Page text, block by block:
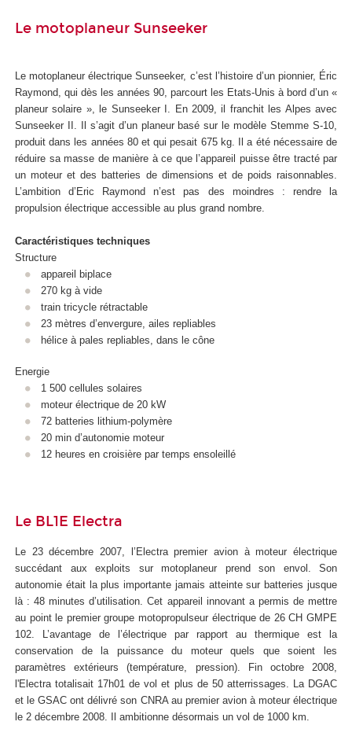
Le motoplaneur Sunseeker
Le motoplaneur électrique Sunseeker, c’est l’histoire d’un pionnier, Éric
Raymond, qui dès les années 90, parcourt les Etats-Unis à bord d’un «
planeur solaire », le Sunseeker I. En 2009, il franchit les Alpes avec
Sunseeker II. Il s’agit d’un planeur basé sur le modèle Stemme S-10,
produit dans les années 80 et qui pesait 675 kg. Il a été nécessaire de
réduire sa masse de manière à ce que l’appareil puisse être tracté par
un moteur et des batteries de dimensions et de poids raisonnables.
L’ambition d’Eric Raymond n’est pas des moindres : rendre la
propulsion électrique accessible au plus grand nombre.
Caractéristiques techniques
Structure
appareil biplace
270 kg à vide
train tricycle rétractable
23 mètres d’envergure, ailes repliables
hélice à pales repliables, dans le cône
Energie
1 500 cellules solaires
moteur électrique de 20 kW
72 batteries lithium-polymère
20 min d’autonomie moteur
12 heures en croisière par temps ensoleillé
Le BL1E Electra
Le 23 décembre 2007, l’Electra premier avion à moteur électrique
succédant aux exploits sur motoplaneur prend son envol. Son
autonomie était la plus importante jamais atteinte sur batteries jusque
là : 48 minutes d’utilisation. Cet appareil innovant a permis de mettre
au point le premier groupe motopropulseur électrique de 26 CH GMPE
102. L’avantage de l’électrique par rapport au thermique est la
conservation de la puissance du moteur quels que soient les
paramètres extérieurs (température, pression). Fin octobre 2008,
l'Electra totalisait 17h01 de vol et plus de 50 atterrissages. La DGAC
et le GSAC ont délivré son CNRA au premier avion à moteur électrique
le 2 décembre 2008. Il ambitionne désormais un vol de 1000 km.